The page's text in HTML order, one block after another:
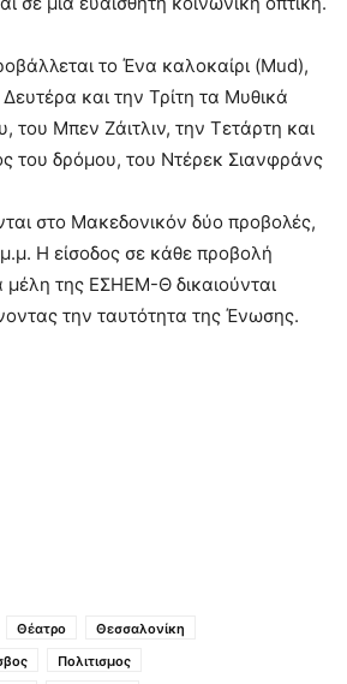
το Ένα καλοκαίρι (Mud),
και την Τρίτη τα Μυθικά
του Μπεν Ζάιτλιν, την Τετάρτη και
του δρόμου, του Ντέρεκ Σιανφράνς
στο Μακεδονικόν δύο προβολές,
Η είσοδος σε κάθε προβολή
μέλη της ΕΣΗΕΜ-Θ δικαιούνται
την ταυτότητα της Ένωσης.
Θέατρο
Θεσσαλονίκη
Πολιτισμος